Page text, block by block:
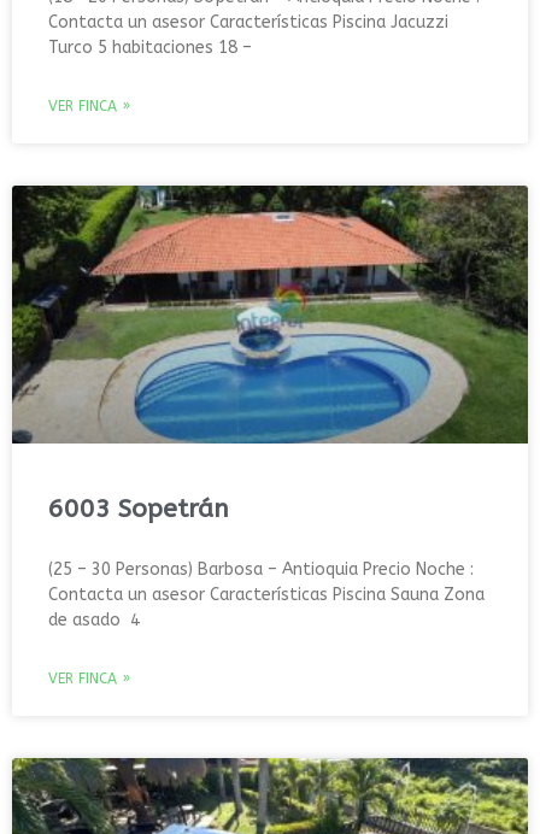
Contacta un asesor Características Piscina Jacuzzi
Turco 5 habitaciones 18 –
VER FINCA »
6003 Sopetrán
(25 – 30 Personas) Barbosa – Antioquia Precio Noche :
Contacta un asesor Características Piscina Sauna Zona
de asado 4
VER FINCA »